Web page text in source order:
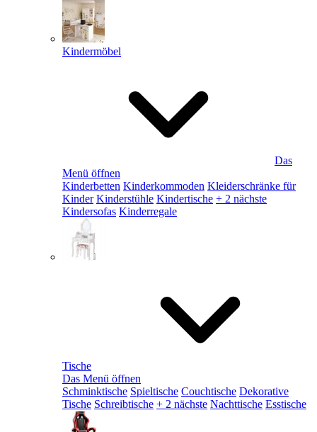
Kindermöbel
Das
Menü öffnen
Kinderbetten Kinderkommoden Kleiderschränke für
Kinder Kinderstühle Kindertische + 2 nächste
Kindersofas Kinderregale
Tische
Das Menü öffnen
Schminktische Spieltische Couchtische Dekorative
Tische Schreibtische + 2 nächste Nachttische Esstische